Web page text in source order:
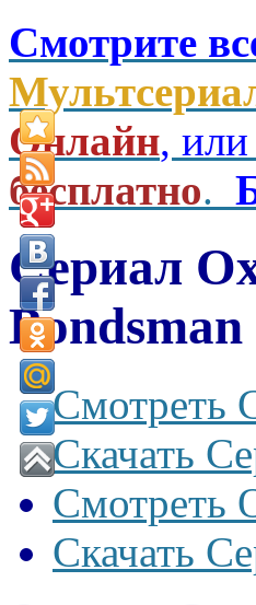
Смотрите
Онлайн, или
бесплатно.
Сериал
Bondsman
Смотреть
Скачать
Смотреть
Скачать